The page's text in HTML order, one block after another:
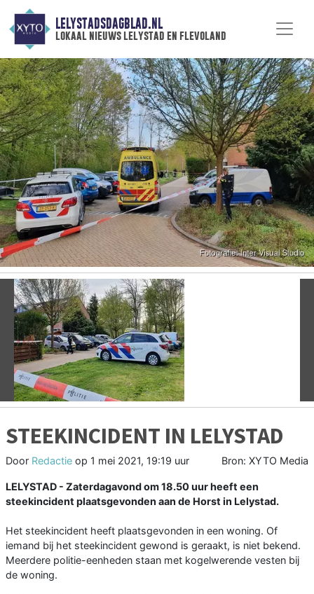
LELYSTADSDAGBLAD.NL
lokaal nieuws lelystad en flevoland
Vorige
STEEKINCIDENT IN LELYSTAD
Door Redactie op 1 mei 2021, 19:19 uur Bron: XYTO Media
LELYSTAD - Zaterdagavond om 18.50 uur heeft een
steekincident plaatsgevonden aan de Horst in Lelystad.
Het steekincident heeft plaatsgevonden in een woning. Of
iemand bij het steekincident gewond is geraakt, is niet bekend.
Meerdere politie-eenheden staan met kogelwerende vesten bij
de woning.